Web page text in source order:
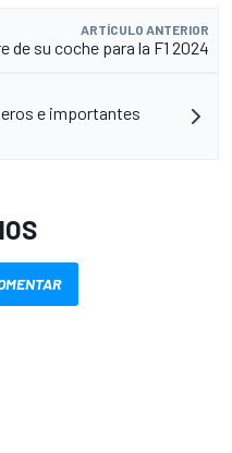
ARTÍCULO ANTERIOR
de su coche para la F1 2024
e importantes